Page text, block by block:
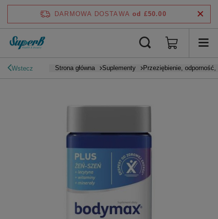
DARMOWA DOSTAWA od £50.00
Wstecz Strona główna Suplementy Przeziębienie,